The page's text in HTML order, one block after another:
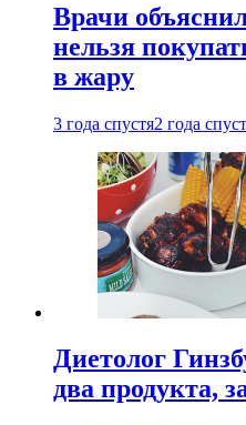
Врачи
нельзя
в жару
3 года спустя2 года
Диетолог
два продукта,